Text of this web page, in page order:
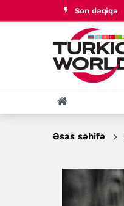
Son dəqiqə
Əsas səhifə